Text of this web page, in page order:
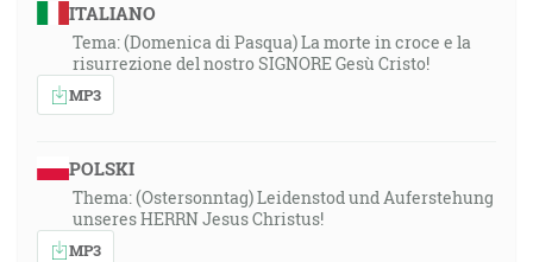
ITALIANO
Tema: (Domenica di Pasqua) La morte in croce e la
risurrezione del nostro SIGNORE Gesù Cristo!
MP3
POLSKI
Thema: (Ostersonntag) Leidenstod und Auferstehung
unseres HERRN Jesus Christus!
MP3